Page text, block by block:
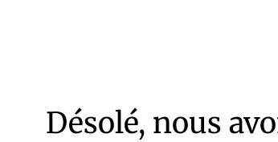
Désolé, nous